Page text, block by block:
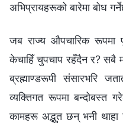
अभिप्रायहरूको बारेमा बोध
जब राज्य औपचारिक रूपमा
केचाहिँ चुपचाप रहँदैन र? सबै
ब्रह्माण्डरूपी संसारभरि
व्यक्तिगत रूपमा बन्दोबस्त
कामहरू अद्भुत छन् भनी